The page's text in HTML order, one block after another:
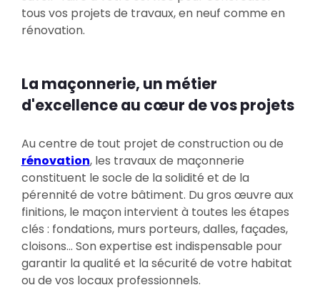
tous vos projets de travaux, en neuf comme en
rénovation.
La maçonnerie, un métier
d'excellence au cœur de vos projets
Au centre de tout projet de construction ou de
rénovation, les travaux de maçonnerie
constituent le socle de la solidité et de la
pérennité de votre bâtiment. Du gros œuvre aux
finitions, le maçon intervient à toutes les étapes
clés : fondations, murs porteurs, dalles, façades,
cloisons... Son expertise est indispensable pour
garantir la qualité et la sécurité de votre habitat
ou de vos locaux professionnels.